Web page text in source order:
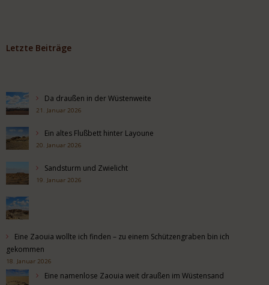
Letzte Beiträge
Da draußen in der Wüstenweite
21. Januar 2026
Ein altes Flußbett hinter Layoune
20. Januar 2026
Sandsturm und Zwielicht
19. Januar 2026
Eine Zaouia wollte ich finden – zu einem Schützengraben bin ich
gekommen
18. Januar 2026
Eine namenlose Zaouia weit draußen im Wüstensand